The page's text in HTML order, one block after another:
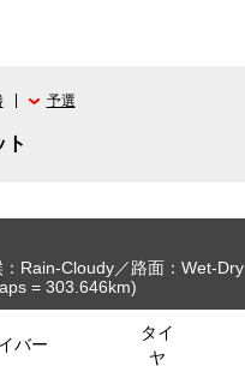
ト
予選
：Rain-Cloudy 路面：Wet-Dry
= 303.646km)
バー
タイ
ヤ